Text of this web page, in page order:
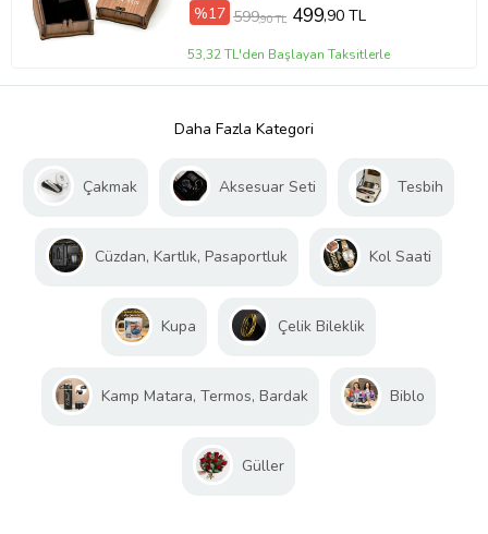
%17 599,90 TL 499,90 TL
53,32 TL'den Başlayan Taksitlerle
Daha Fazla Kategori
Çakmak Aksesuar Seti Tesbih
Cüzdan, Kartlık, Pasaportluk Kol Saati
Kupa Çelik Bileklik
Kamp Matara, Termos, Bardak Biblo
Güller